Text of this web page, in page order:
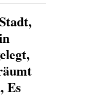
Es